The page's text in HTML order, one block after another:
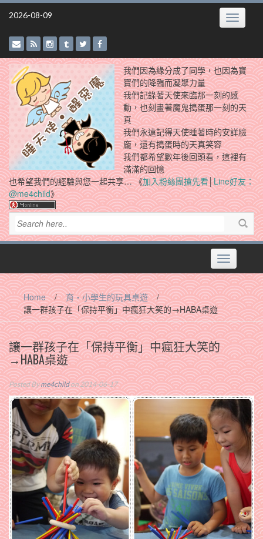
Skip
2026-08-09 Toggle
我們因為緣分成了同學，也因為寶
寶們的降臨而凝聚力量
我們記錄著天使來臨那一刻的感
動，也刻畫著魔鬼搗蛋那一刻的天
真
我們永遠記得天使睡著時的安詳臉
龐，還有搗蛋時的天真笑容
我們都希望數年後回頭看，這裡有
滿滿的回憶
也希望我們的經驗與您一起共享… 《加入粉絲團搶先看│Line好友：
@me4child》
Toggle
navigation
Home / 育‧小學生的玩具桌遊
/
讓一群孩子在「保持平衡」中瘋狂大笑的→HABA桌遊
讓一群孩子在「保持平衡」中瘋狂大笑的
→HABA桌遊
Posted Byme4childon 2014-06-17